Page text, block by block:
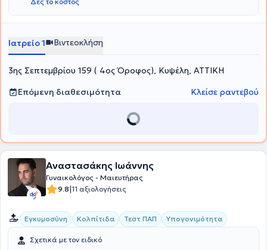
Ιατρείο 1 Βιντεοκλήση
3ης Σεπτεμβρίου 159 ( 4ος Όροφος), Κυψέλη, ΑΤΤΙΚΗ
Επόμενη διαθεσιμότητα
Κλείσε ραντεβού
Αναστασάκης Ιωάννης
Γυναικολόγος - Μαιευτήρας
9.8|11 αξιολογήσεις
Εγκυμοσύνη Κολπίτιδα Τεστ ΠΑΠ Υπογονιμότητα
Σχετικά με τον ειδικό